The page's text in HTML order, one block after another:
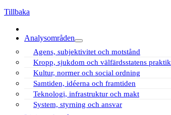
Tillbaka
Analysområden
öppna
meny
Agens, subjektivitet och motstånd
Kropp, sjukdom och välfärdsstatens praktik
Kultur, normer och social ordning
Samtiden, idéerna och framtiden
Teknologi, infrastruktur och makt
System, styrning och ansvar